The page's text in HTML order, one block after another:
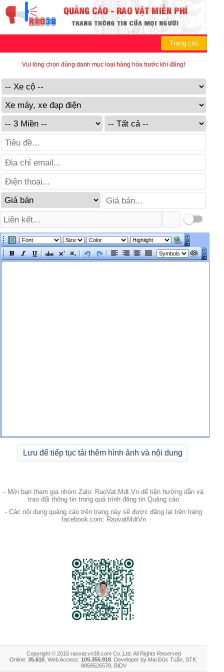
Trang chủ
Vui lòng chọn đúng danh mục loại hàng hóa trước khi đăng!
Lưu để tiếp tục tải thêm hình ảnh và nội dung
- Mời bạn tham gia nhóm Zalo: RaoVat.Mdt.Vn để tiện hướng dẫn và
trao đổi thông tin trong quá trình đăng tin Quảng cáo
- Các nội dung quảng cáo trên trang này sẽ được đăng lại trên trang
facebook.com: RaovatMdtVn
Copyright © 2015 raovat.vn38.com Co.,Ltd. All Rights Reserved
Online: 35.610 , Web Access: 105.355.918 . Developer by Mai Đức Tuấn, STK:
8856526578, BIDV